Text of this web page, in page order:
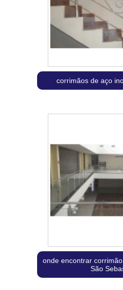
corrimãos de aço
onde encontrar
São